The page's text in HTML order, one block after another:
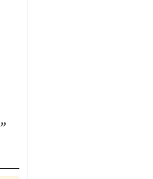
”